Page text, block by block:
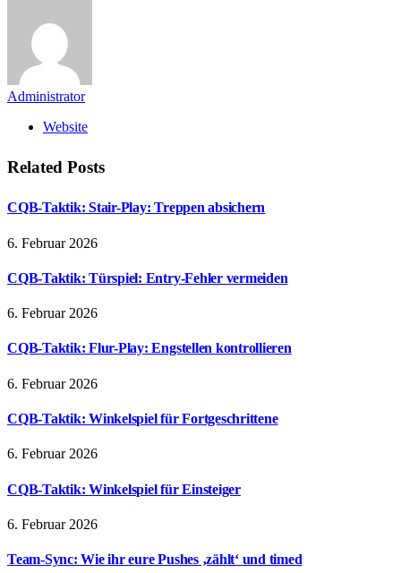
Administrator
Website
Related Posts
CQB-Taktik: Stair-Play: Treppen absichern
6. Februar 2026
CQB-Taktik: Türspiel: Entry-Fehler vermeiden
6. Februar 2026
CQB-Taktik: Flur-Play: Engstellen kontrollieren
6. Februar 2026
CQB-Taktik: Winkelspiel für Fortgeschrittene
6. Februar 2026
CQB-Taktik: Winkelspiel für Einsteiger
6. Februar 2026
Team-Sync: Wie ihr eure Pushes ‚zählt‘ und timed